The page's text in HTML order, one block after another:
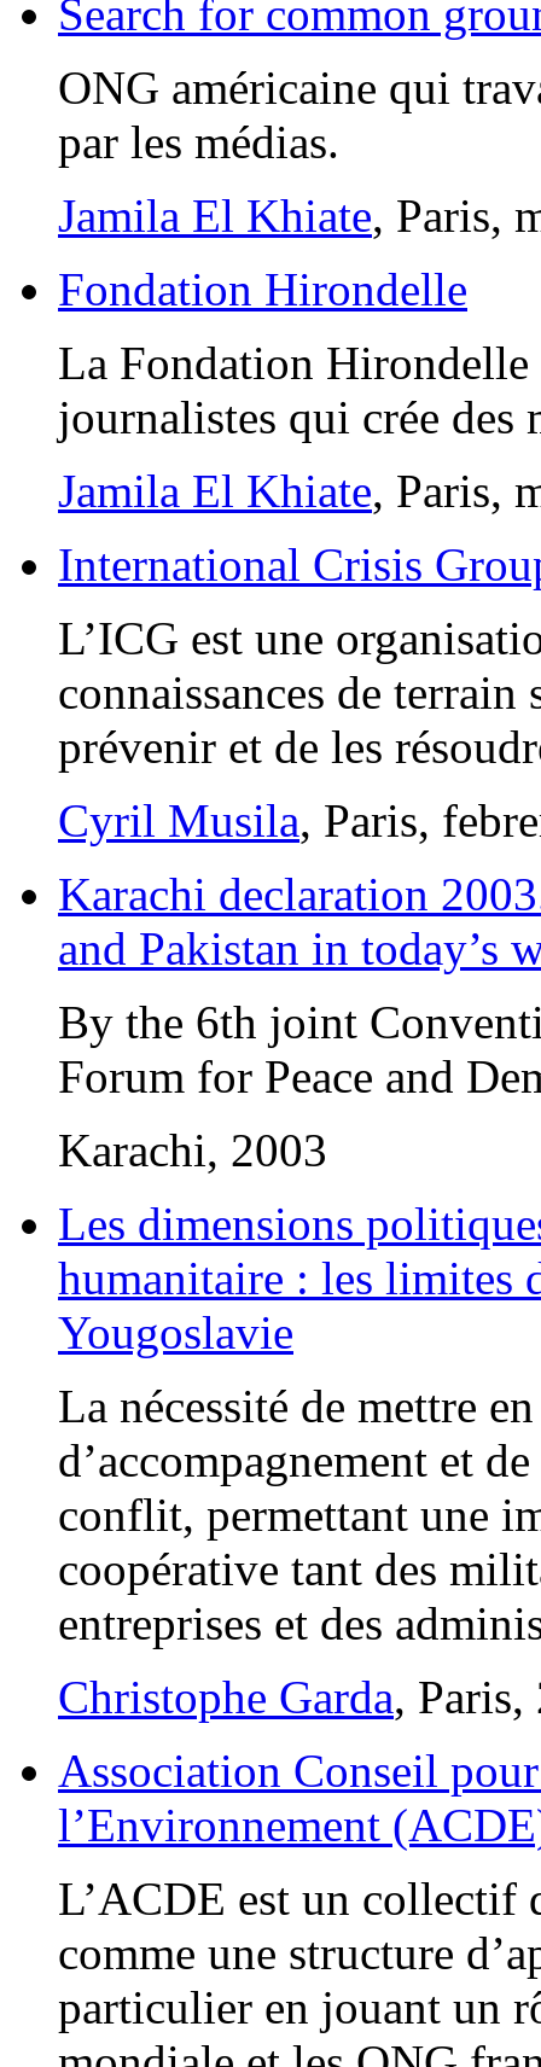
Search for common
ONG américaine qui
par les médias.
Jamila El Khiate, Paris,
Fondation Hirondelle
La Fondation Hirondelle
journalistes qui crée des
Jamila El Khiate, Paris,
International Crisis
L’ICG est une
connaissances de
prévenir et de les
Cyril Musila, Paris,
Karachi declaration
and Pakistan in today’s
By the 6th joint
Forum for Peace and
Karachi, 2003
Les dimensions
humanitaire : les limites
Yougoslavie
La nécessité de mettre
d’accompagnement et
conflit, permettant une
coopérative tant des
entreprises et des
Christophe Garda, Paris,
Association Conseil
l’Environnement
L’ACDE est un collectif
comme une structure
particulier en jouant un